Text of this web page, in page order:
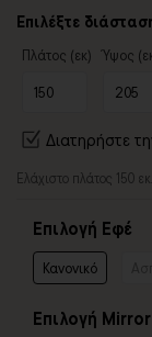
Επιλέξτε
Πλάτος (εκ) Ύψος
Διατηρήστε
Ελάχιστο πλάτος 150
Επιλογή Εφέ
Κανονικό
Επιλογή Mirror